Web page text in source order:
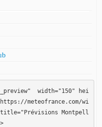
width="150" hei
meteofrance.com/wi
title="Prévisions Montpell